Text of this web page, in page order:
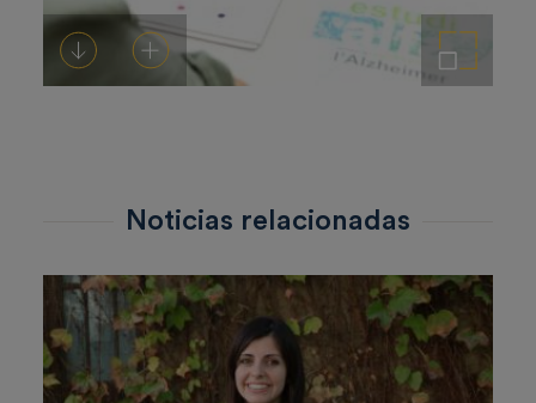
DescargarAñadir al carrito Ampliar imagen
Noticias relacionadas